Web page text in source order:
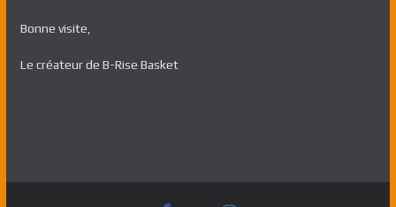
Bonne visite,
Le créateur de B-Rise Basket